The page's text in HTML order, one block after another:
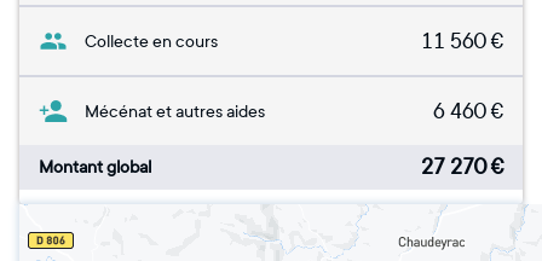
Collecte en cours 11 560€
Mécénat et autres aides 6 460€
Montant global 27 270€